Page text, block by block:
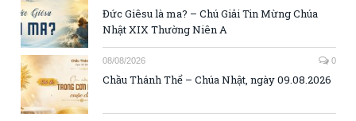
Đức Giêsu là ma? – Chú Giải Tin Mừng Chúa
Nhật XIX Thường Niên A
08/08/2026 0
Chầu Thánh Thể – Chúa Nhật, ngày 09.08.2026